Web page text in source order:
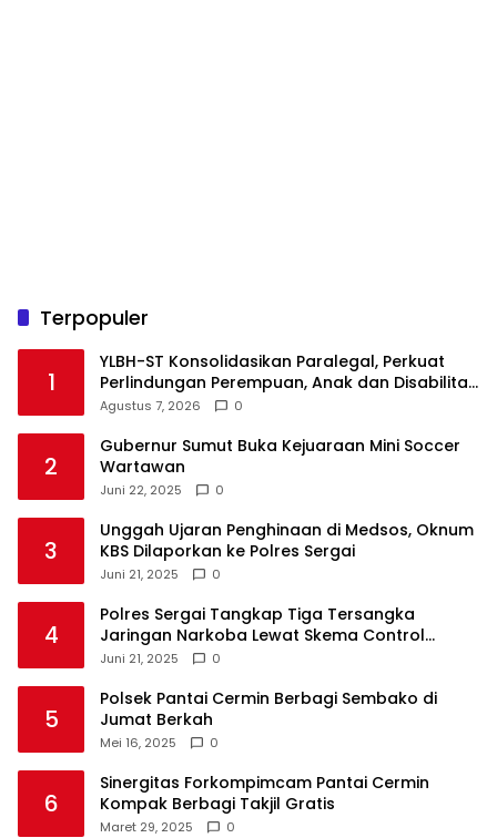
Terpopuler
1
YLBH-ST Konsolidasikan Paralegal, Perkuat
Perlindungan Perempuan, Anak dan Disabilitas
Agustus 7, 2026 0
2
Gubernur Sumut Buka Kejuaraan Mini Soccer
Wartawan
Juni 22, 2025 0
3
Unggah Ujaran Penghinaan di Medsos, Oknum
KBS Dilaporkan ke Polres Sergai
Juni 21, 2025 0
4
Polres Sergai Tangkap Tiga Tersangka
Jaringan Narkoba Lewat Skema Control
Delivery
Juni 21, 2025 0
5
Polsek Pantai Cermin Berbagi Sembako di
Jumat Berkah
Mei 16, 2025 0
6
Sinergitas Forkompimcam Pantai Cermin
Kompak Berbagi Takjil Gratis
Maret 29, 2025 0